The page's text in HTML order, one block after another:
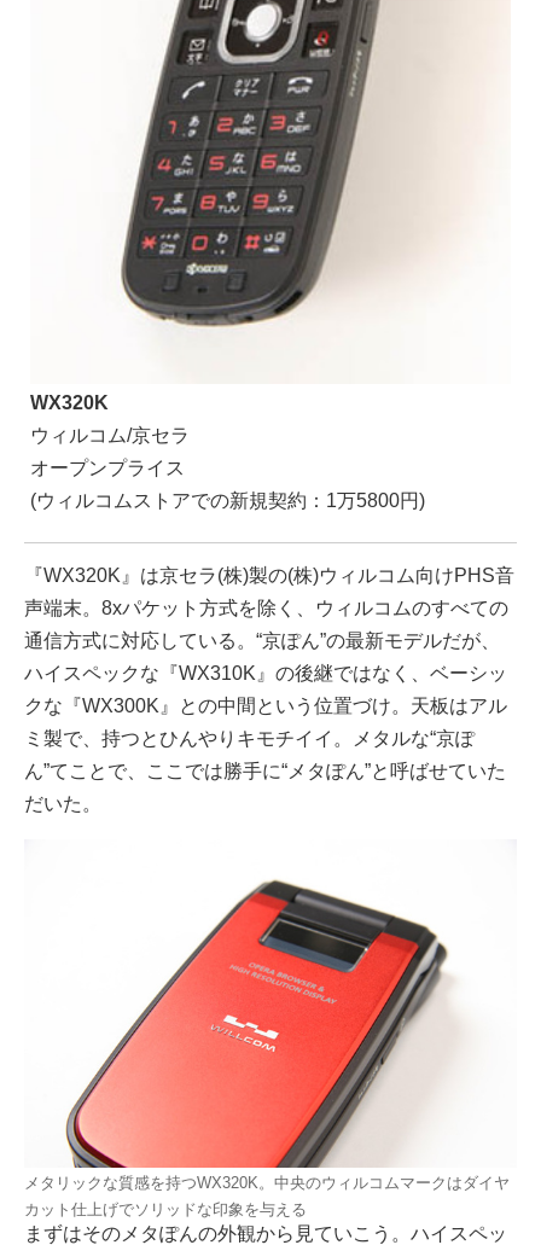
WX320K
ウィルコム/京セラ
オープンプライス
(ウィルコムストアでの新規契約：1万5800円)
『WX320K』は京セラ(株)製の(株)ウィルコム向けPHS音
声端末。8xパケット方式を除く、ウィルコムのすべての
通信方式に対応している。“京ぽん”の最新モデルだが、
ハイスペックな『WX310K』の後継ではなく、ベーシッ
クな『WX300K』との中間という位置づけ。天板はアル
ミ製で、持つとひんやりキモチイイ。メタルな“京ぽ
ん”てことで、ここでは勝手に“メタぽん”と呼ばせていた
だいた。
メタリックな質感を持つWX320K。中央のウィルコムマークはダイヤ
カット仕上げでソリッドな印象を与える
まずはそのメタぽんの外観から見ていこう。ハイスペッ